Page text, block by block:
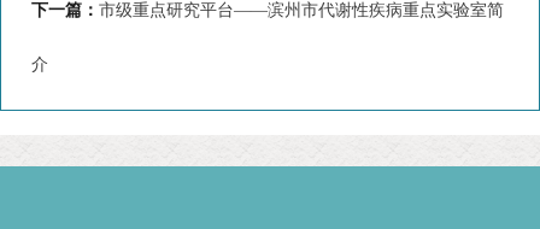
下一篇：市级重点研究平台——滨州市代谢性疾病重点实验室简
介